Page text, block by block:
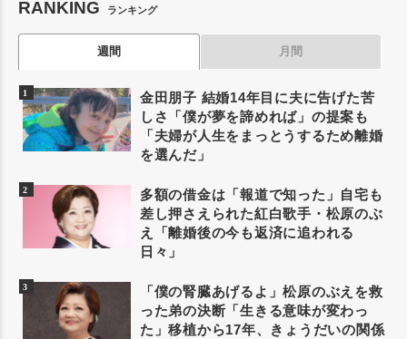
RANKING ランキング
週間 月間
金田朋子 結婚14年目に夫に告げた苦
しさ「僕が夢を諦めれば」の提案も
「夫婦が人生をまっとうするため離婚
を選んだ」
多額の借金は「報道で知った」自宅も
差し押さえられた紅白歌手・松原のぶ
え「離婚後の今も返済に追われる
日々」
「僕の腎臓あげるよ」松原のぶえを救
った弟の決断「生きる意味が変わっ
た」移植から17年、きょうだいの関係